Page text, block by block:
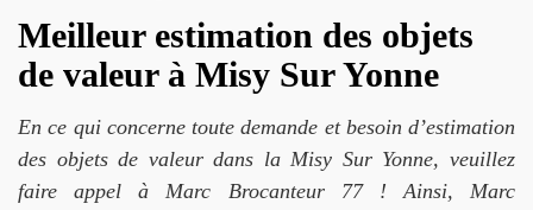
Meilleur estimation des objets
de valeur à Misy Sur Yonne
En ce qui concerne toute demande et besoin d’estimation
des objets de valeur dans la Misy Sur Yonne, veuillez
faire appel à Marc Brocanteur 77 ! Ainsi, Marc